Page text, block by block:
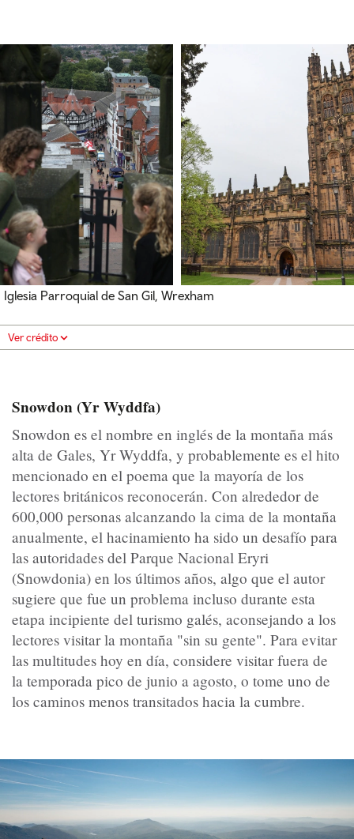
Iglesia Parroquial de San Gil, Wrexham
Ver crédito
Snowdon (Yr Wyddfa)
Snowdon es el nombre en inglés de la montaña más
alta de Gales, Yr Wyddfa, y probablemente es el hito
mencionado en el poema que la mayoría de los
lectores británicos reconocerán. Con alrededor de
600,000 personas alcanzando la cima de la montaña
anualmente, el hacinamiento ha sido un desafío para
las autoridades del Parque Nacional Eryri
(Snowdonia) en los últimos años, algo que el autor
sugiere que fue un problema incluso durante esta
etapa incipiente del turismo galés, aconsejando a los
lectores visitar la montaña "sin su gente". Para evitar
las multitudes hoy en día, considere visitar fuera de
la temporada pico de junio a agosto, o tome uno de
los caminos menos transitados hacia la cumbre.